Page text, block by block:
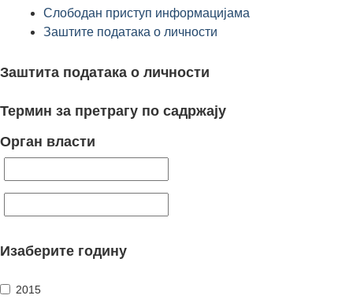
Слободан приступ информацијама
Заштите података о личности
Заштита података о личности
Термин за претрагу по садржају
Орган власти
Изаберите годину
2015